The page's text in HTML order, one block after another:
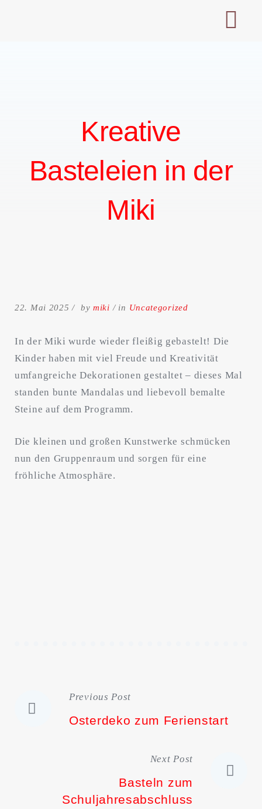
for:
Kreative
Basteleien in der
Miki
22. Mai 2025 by miki in Uncategorized
In der Miki wurde wieder fleißig gebastelt! Die
Kinder haben mit viel Freude und Kreativität
umfangreiche Dekorationen gestaltet – dieses Mal
standen bunte Mandalas und liebevoll bemalte
Steine auf dem Programm.
Die kleinen und großen Kunstwerke schmücken
nun den Gruppenraum und sorgen für eine
fröhliche Atmosphäre.
Beitragsnavigation
Previous Post
Osterdeko zum Ferienstart
Next Post
Basteln zum
Schuljahresabschluss